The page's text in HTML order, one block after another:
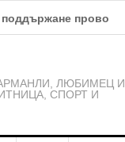
ЛЮБИМЕЦ И
СПОРТ И